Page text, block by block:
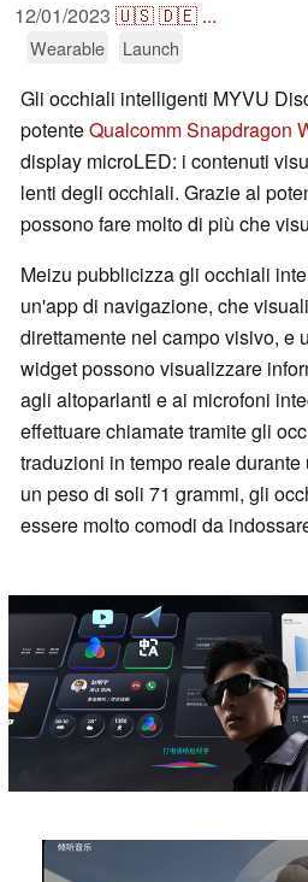
12/01/2023 🇺🇸🇩🇪 ...
Wearable Launch
Gli occhiali intelligenti MYVU
potenteQualcomm Snapdragon
display microLED: i contenuti
lenti degli occhiali. Grazie al
possono fare molto di più che
Meizu pubblicizza gli occhiali
un'app di navigazione, che
direttamente nel campo visivo, e
widget possono visualizzare
agli altoparlanti e ai microfoni
effettuare chiamate tramite gli
traduzioni in tempo reale
un peso di soli 71 grammi, gli
essere molto comodi da